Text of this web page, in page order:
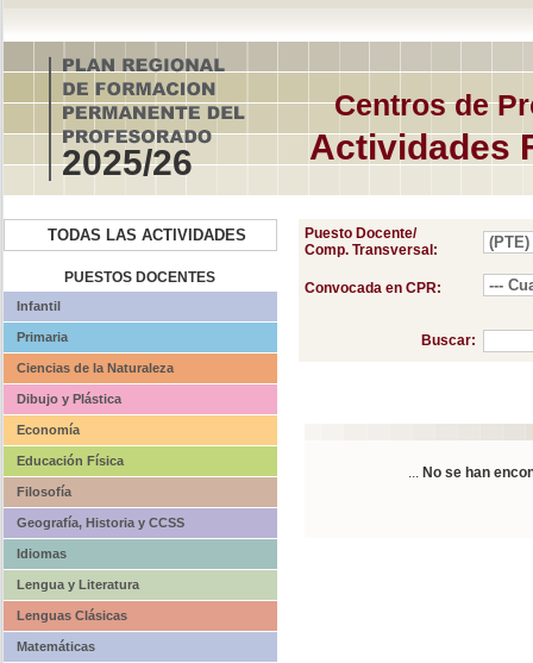
Centros de
Actividades
2025/26
TODAS LAS ACTIVIDADES
PUESTOS DOCENTES
Infantil
Primaria
Ciencias de la Naturaleza
Dibujo y Plástica
Economía
Educación Física
Filosofía
Geografía, Historia y CCSS
Idiomas
Lengua y Literatura
Lenguas Clásicas
Matemáticas
Puesto Docente/
Comp. Transversal:
Convocada en CPR:
Buscar:
... No se han